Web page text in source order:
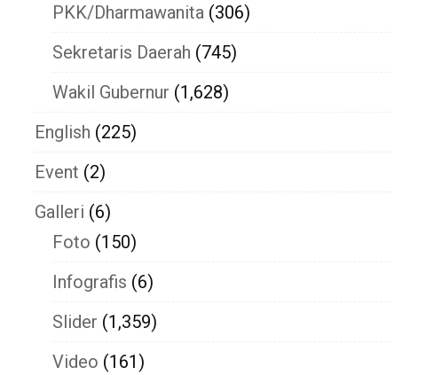
PKK/Dharmawanita (306)
Sekretaris Daerah (745)
Wakil Gubernur (1,628)
English (225)
Event (2)
Galleri (6)
Foto (150)
Infografis (6)
Slider (1,359)
Video (161)